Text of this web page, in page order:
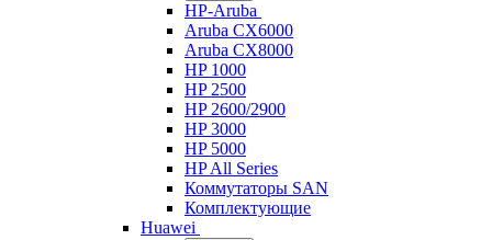
HP-Aruba
Aruba CX6000
Aruba CX8000
HP 1000
HP 2500
HP 2600/2900
HP 3000
HP 5000
HP All Series
Коммутаторы SAN
Комплектующие
Huawei